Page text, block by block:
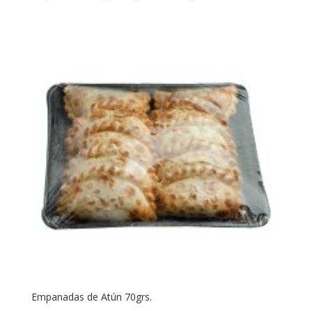
Empanadas de Atún 70grs.